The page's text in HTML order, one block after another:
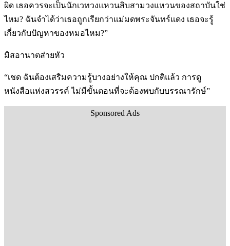
ผิด เธอควรจะเป็นนักเวทวงแหวนสิบสามวงแหวนของสถาบันใช่
ไหม? ฉันจำได้ว่าเธอถูกเรียกว่าแม่มดพระจันทร์แดง เธอจะรู้
เกี่ยวกับปัญหาของหมอไหม?”
มิสอานาตส่ายหัว
“เชด ฉันต้องเสริมความรู้บางอย่างให้คุณ ปกติแล้ว การดู
หนังสือแห่งสวรรค์ ไม่มีขั้นตอนที่จะต้องพบกับบรรณารักษ์”
Sponsored Ads